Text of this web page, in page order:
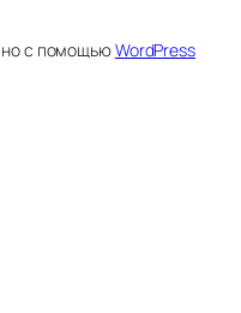
с помощьюWordPress